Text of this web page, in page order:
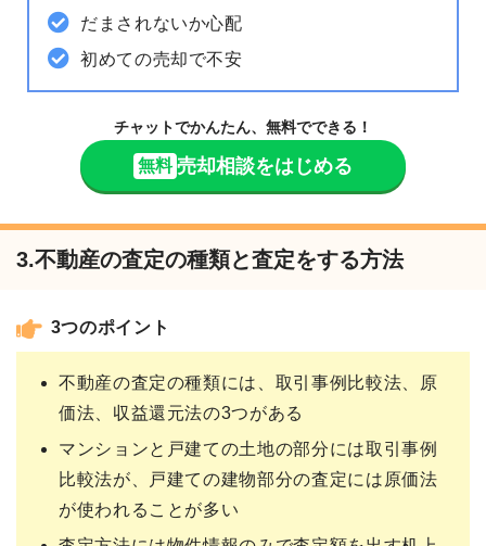
だまされないか心配
初めての売却で不安
チャットでかんたん、無料でできる！
無料 売却相談をはじめる
3.不動産の査定の種類と査定をする方法
3つのポイント
不動産の査定の種類には、取引事例比較法、原
価法、収益還元法の3つがある
マンションと戸建ての土地の部分には取引事例
比較法が、戸建ての建物部分の査定には原価法
が使われることが多い